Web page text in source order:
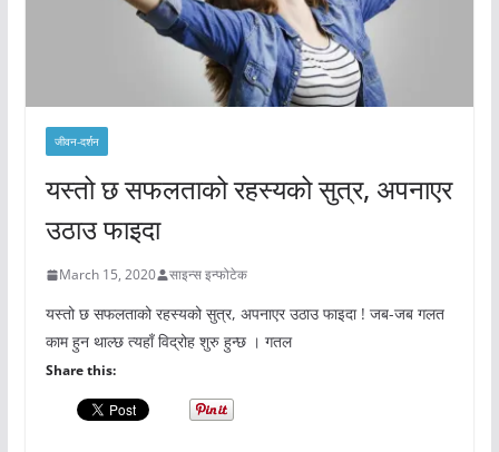
जीवन-दर्शन
यस्तो छ सफलताको रहस्यको सुत्र, अपनाएर
उठाउ फाइदा
March 15, 2020 साइन्स इन्फोटेक
यस्तो छ सफलताको रहस्यको सुत्र, अपनाएर उठाउ फाइदा ! जब-जब गलत
काम हुन थाल्छ त्यहाँ विद्रोह शुरु हुन्छ । गतल
Share this: